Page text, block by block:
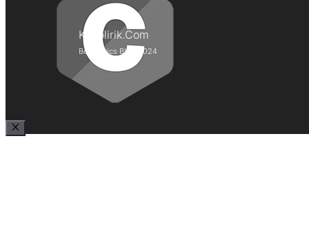
Kepolirik.Com
Best Lyrics Blog 2024
Close